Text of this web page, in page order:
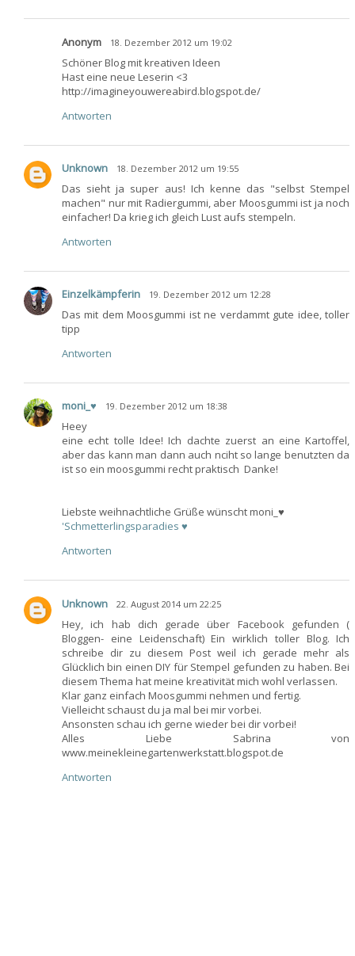
Anonym 18. Dezember 2012 um 19:02
Schöner Blog mit kreativen Ideen
Hast eine neue Leserin <3
http://imagineyouwereabird.blogspot.de/
Antworten
Unknown 18. Dezember 2012 um 19:55
Das sieht ja super aus! Ich kenne das "selbst Stempel
machen" nur mit Radiergummi, aber Moosgummi ist ja noch
einfacher! Da krieg ich gleich Lust aufs stempeln.
Antworten
Einzelkämpferin 19. Dezember 2012 um 12:28
Das mit dem Moosgummi ist ne verdammt gute idee, toller
tipp
Antworten
moni_♥ 19. Dezember 2012 um 18:38
Heey
eine echt tolle Idee! Ich dachte zuerst an eine Kartoffel,
aber das kann man dann auch nciht so lange benutzten da
ist so ein moosgummi recht praktisch Danke!
Liebste weihnachtliche Grüße wünscht moni_♥
'Schmetterlingsparadies ♥
Antworten
Unknown 22. August 2014 um 22:25
Hey, ich hab dich gerade über Facebook gefunden (
Bloggen- eine Leidenschaft) Ein wirklich toller Blog. Ich
schreibe dir zu diesem Post weil ich gerade mehr als
Glücklich bin einen DIY für Stempel gefunden zu haben. Bei
diesem Thema hat meine kreativität mich wohl verlassen.
Klar ganz einfach Moosgummi nehmen und fertig.
Vielleicht schaust du ja mal bei mir vorbei.
Ansonsten schau ich gerne wieder bei dir vorbei!
Alles Liebe Sabrina von
www.meinekleinegartenwerkstatt.blogspot.de
Antworten